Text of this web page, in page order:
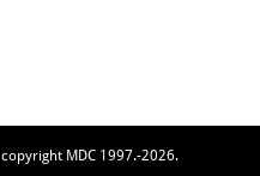
copyright MDC 1997.-2026.